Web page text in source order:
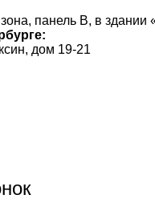
панель В, в
дом 19-21